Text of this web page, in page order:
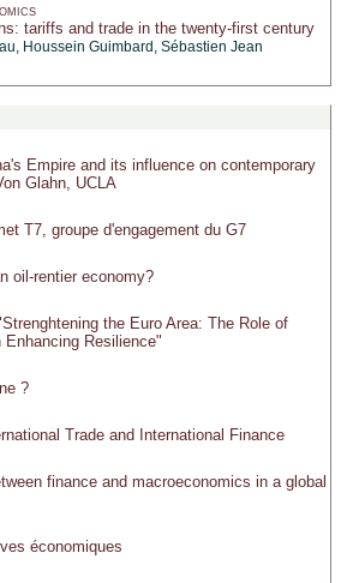
tariffs and trade in the twenty-first century
, Houssein Guimbard , Sébastien Jean
Empire and its influence on contemporary
Glahn, UCLA
T7, groupe d'engagement du G7
oil-rentier economy?
the Euro Area: The Role of
Resilience"
?
Trade and International Finance
finance and macroeconomics in a global
économiques